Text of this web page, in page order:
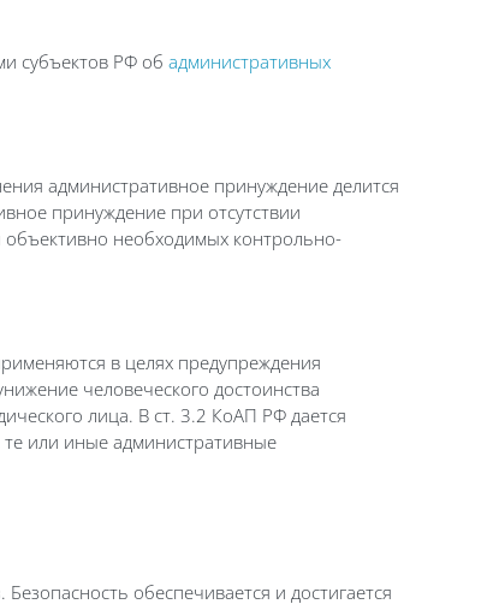
субъектов РФ об административных
административное принуждение делится
принуждение при отсутствии
необходимых контрольно-
в целях предупреждения
человеческого достоинства
лица. В ст. 3.2 КоАП РФ дается
или иные административные
обеспечивается и достигается